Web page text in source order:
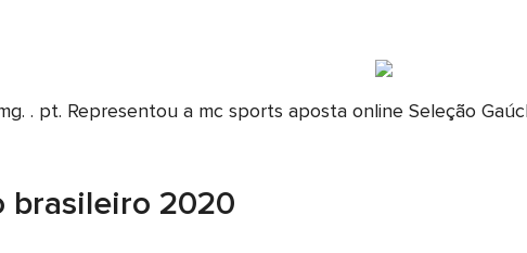
. pt. Representou a mc sports aposta online Seleção
brasileiro 2020